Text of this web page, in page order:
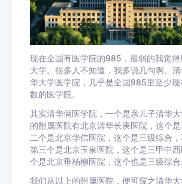
现在全国有医学院的985，最弱的我觉
大学。很多人不知道，我多说几句啊。
华大学医学院，几乎是全国985里至少现
数的医学院。
其实清华俩医学院，一个是亲儿子清华
的附属医院有北京清华长庚医院，这个
二个是北京华信医院，这个是三级综合，
第三个是北京玉泉医院，这个是三甲中
个是北京垂杨柳医院，这个也是三级综合
我们从以上的附属医院，便可窥之清华